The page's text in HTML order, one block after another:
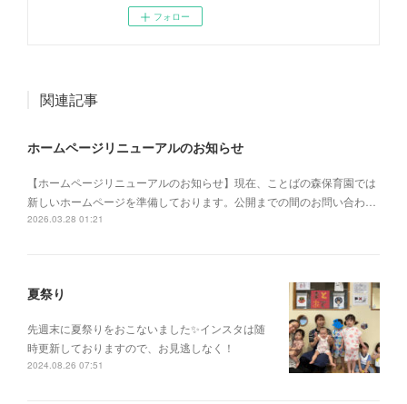
フォロー
関連記事
ホームページリニューアルのお知らせ
【ホームページリニューアルのお知らせ】現在、ことばの森保育園では
新しいホームページを準備しております。公開までの間のお問い合わ…
2026.03.28 01:21
夏祭り
先週末に夏祭りをおこないました✨インスタは随
時更新しておりますので、お見逃しなく！
2024.08.26 07:51